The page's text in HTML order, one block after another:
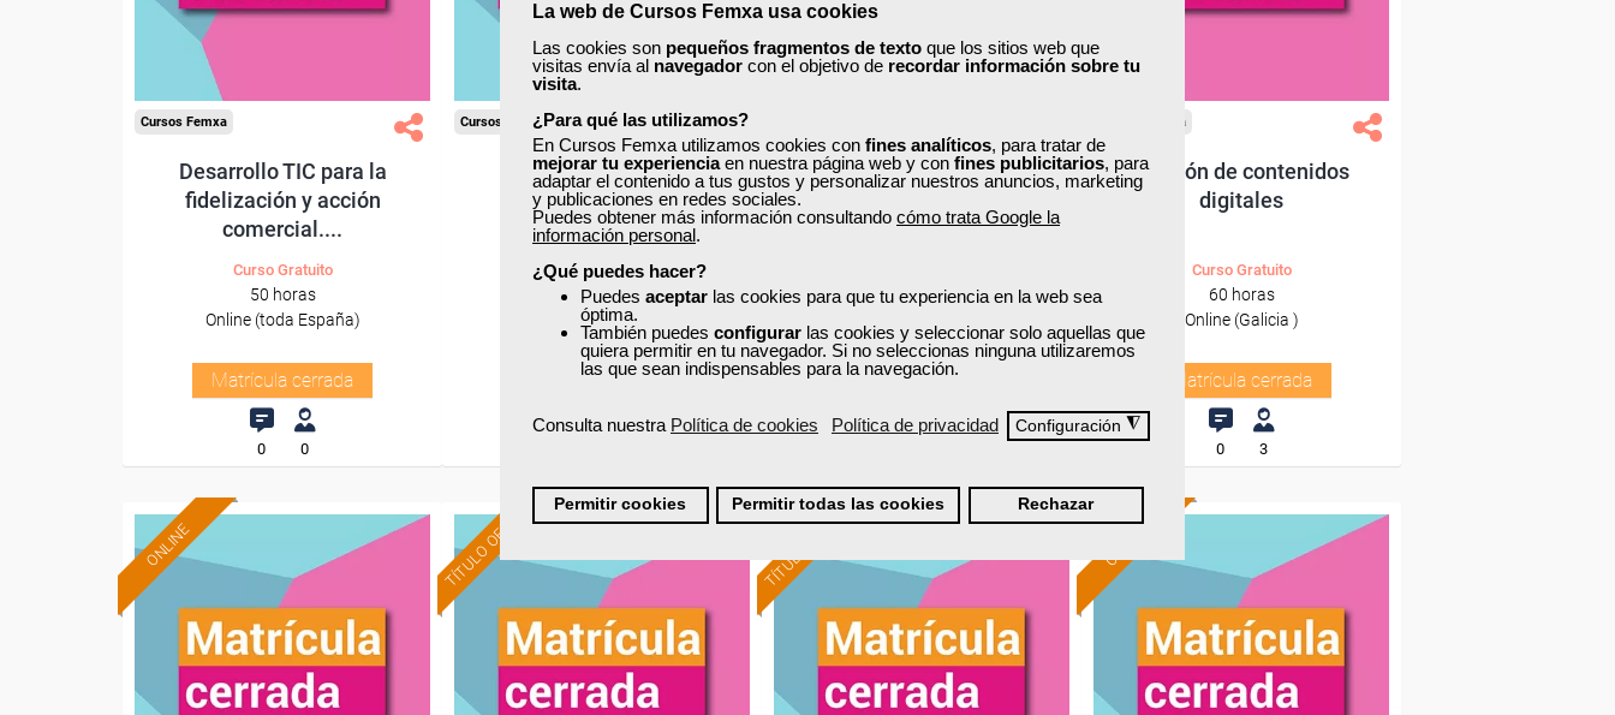
La web de Cursos Femxa usa cookies
Las cookies son pequeños fragmentos de texto que los sitios web que
visitas envía al navegador con el objetivo de recordar información sobre tu
visita.
¿Para qué las utilizamos?
En Cursos Femxa utilizamos cookies con fines analíticos, para tratar de
mejorar tu experienciaen nuestra página web y con fines publicitarios, para
adaptar el contenido a tus gustos y personalizar nuestros anuncios, marketing
y publicaciones en redes sociales.
Puedes obtener más información consultando cómo trata Google la
información personal.
¿Qué puedes hacer?
Puedes aceptar las cookies para que tu experiencia en la web sea
óptima.
También puedes configurar las cookies y seleccionar solo aquellas que
quiera permitir en tu navegador. Si no seleccionas ninguna utilizaremos
las que sean indispensables para la navegación.
Consulta nuestra Política de cookies Política de privacidad Configuración ◮
Permitir cookies Permitir todas las cookies Rechazar
Cursos Femxa
Desarrollo TIC para la
fidelización y acción
comercial....
Curso Gratuito
50 horas
Online (toda España)
Matrícula cerrada
0 0
Cursos Femxa
Autocad 3D
Curso Gratuito
70 horas
Online (Galicia )
Matrícula cerrada
Creación de blogs y redes
60 horas
Matrícula cerrada
Cursos Femxa
Gestión de contenidos
digitales
Curso Gratuito
60 horas
Online (Galicia )
Matrícula cerrada
0 3
ONLINE TÍTULO OFICIAL TÍTULO OFICIAL